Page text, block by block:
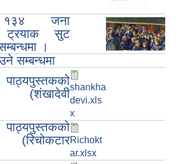
१३४ जना
ट्रयाक सुट
।
सम्बन्धमा
shankha
devi.xls
x
Richokt
ar.xlsx